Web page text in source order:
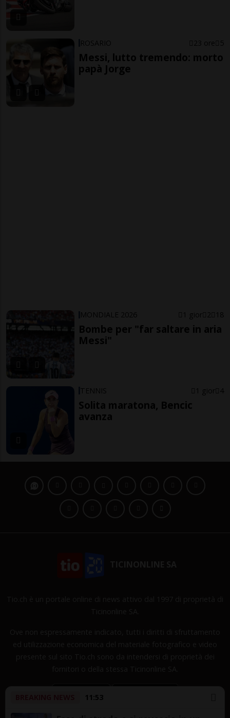
11:53
ROSARIO 23 ore 5
Messi, lutto tremendo: morto
papà Jorge
MONDIALE 2026 1 gior 2 18
Bombe per "far saltare in aria
Messi"
TENNIS 1 gior 4
Solita maratona, Bencic
avanza